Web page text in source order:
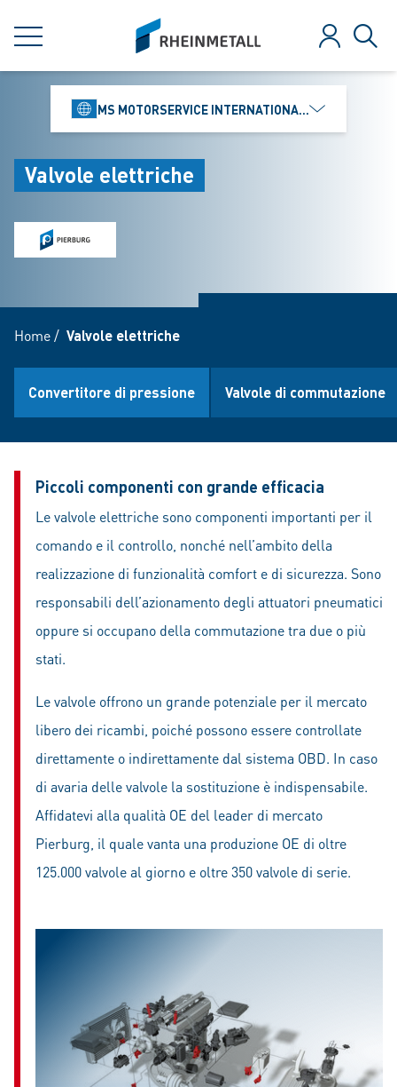
MENU
siteLogo
Login
MS MOTORSERVICE INTERNATIONAL GMBH
Valvole elettriche
Home/ Valvole elettriche
Convertitore di pressione Valvole di commutazione
Piccoli componenti con grande efficacia
Le valvole elettriche sono componenti importanti per il
comando e il controllo, nonché nell’ambito della
realizzazione di funzionalità comfort e di sicurezza. Sono
responsabili dell’azionamento degli attuatori pneumatici
oppure si occupano della commutazione tra due o più
stati.
Le valvole offrono un grande potenziale per il mercato
libero dei ricambi, poiché possono essere controllate
direttamente o indirettamente dal sistema OBD. In caso
di avaria delle valvole la sostituzione è indispensabile.
Affidatevi alla qualità OE del leader di mercato
Pierburg, il quale vanta una produzione OE di oltre
125.000 valvole al giorno e oltre 350 valvole di serie.